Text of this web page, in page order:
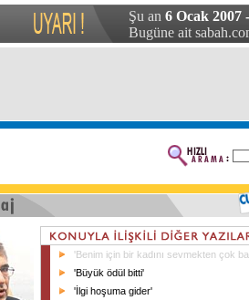
Şu an 6 Ocak 2007
Bugüne ait
'Benim için bir kadını sevmekten çok
'Büyük ödül bitti'
'İlgi hoşuma gider'